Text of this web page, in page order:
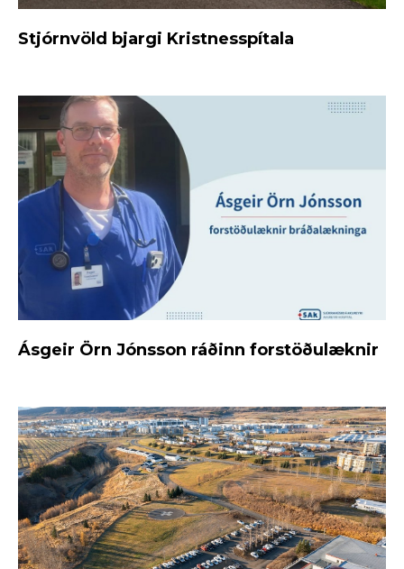
Stjórnvöld bjargi Kristnesspítala
Ásgeir Örn Jónsson ráðinn forstöðulæknir